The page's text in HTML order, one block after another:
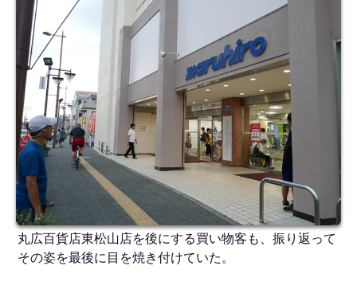
丸広百貨店東松山店を後にする買い物客も、振り返って
その姿を最後に目を焼き付けていた。